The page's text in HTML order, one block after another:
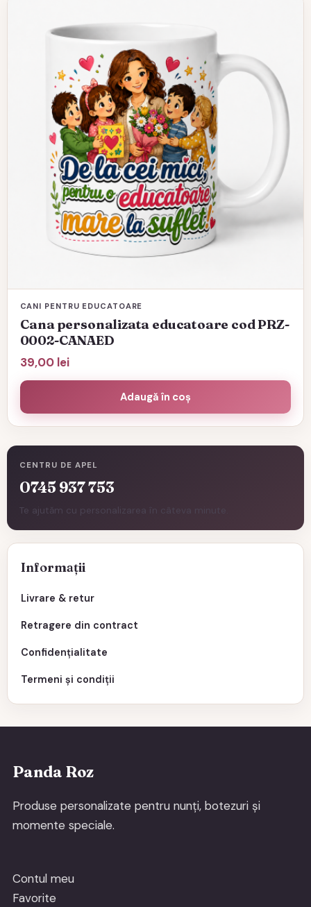
CENTRU DE APEL
0745 937 753
Te ajutăm cu personalizarea în câteva minute.
Informații
Livrare & retur
Retragere din contract
Confidențialitate
Termeni și condiții
CANI PENTRU EDUCATOARE
Cana personalizata educatoare cod PRZ-
0002-CANAED
39,00 lei
Adaugă în coș
Panda Roz
Produse personalizate pentru nunți, botezuri și
momente speciale.
Contul meu
Favorite